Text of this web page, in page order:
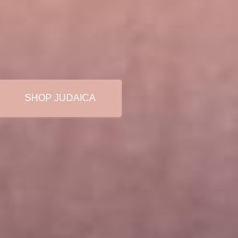
SHOP JUDAICA